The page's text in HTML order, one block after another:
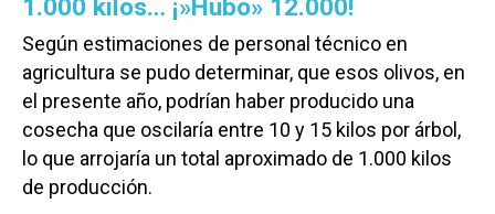
1.000 kilos… ¡»Hubo» 12.000!
Según estimaciones de personal técnico en
agricultura se pudo determinar, que esos olivos, en
el presente año, podrían haber producido una
cosecha que oscilaría entre 10 y 15 kilos por árbol,
lo que arrojaría un total aproximado de 1.000 kilos
de producción.